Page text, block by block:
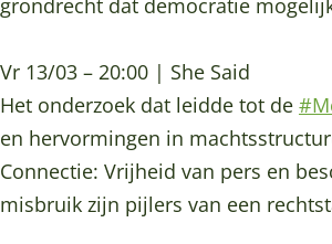
v
a
l
t
i
v
a
l
grondrecht dat democratie
Vr 13/03 – 20:00 | She Said
Het onderzoek dat leidde tot de
en hervormingen in
Connectie: Vrijheid van pers en
misbruik zijn pijlers van een